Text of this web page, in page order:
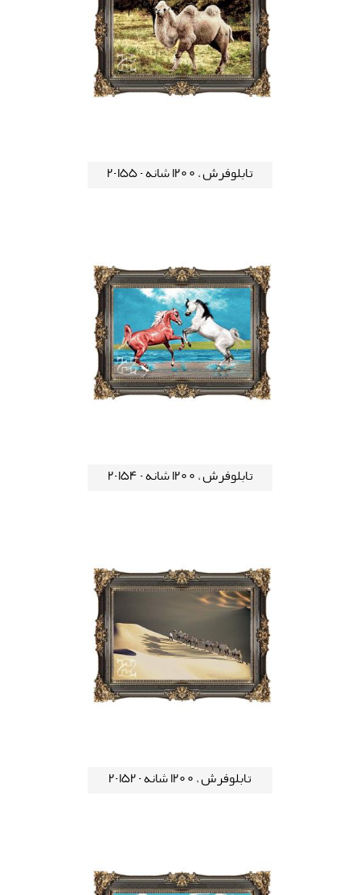
تابلوفرش ، 1200 شانه - 155-2
تابلوفرش ، 1200 شانه - 154-2
تابلوفرش ، 1200 شانه - 152-2